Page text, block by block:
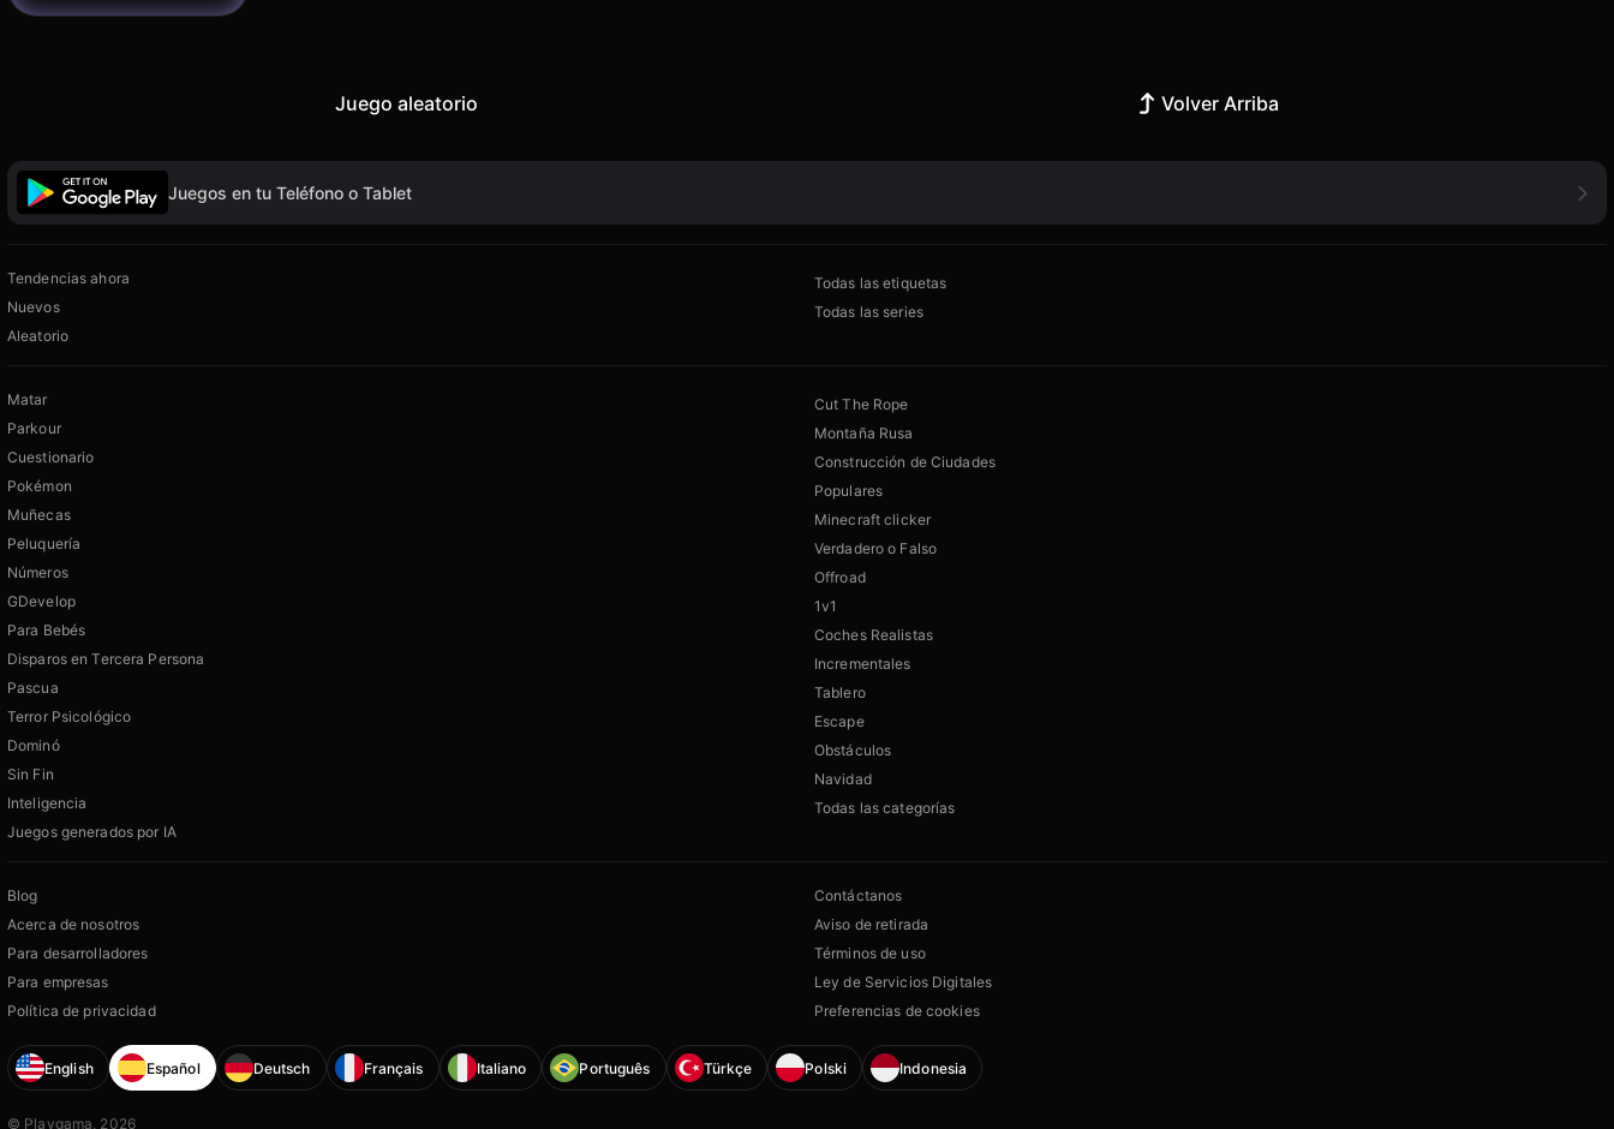
Juego aleatorio Volver Arriba
Juegos en tu Teléfono o Tablet
Tendencias ahora
Nuevos
Aleatorio
Todas las etiquetas
Todas las series
Matar
Parkour
Cuestionario
Pokémon
Muñecas
Peluquería
Números
GDevelop
Para Bebés
Disparos en Tercera Persona
Pascua
Terror Psicológico
Dominó
Sin Fin
Inteligencia
Juegos generados por IA
Cut The Rope
Montaña Rusa
Construcción de Ciudades
Populares
Minecraft clicker
Verdadero o Falso
Offroad
1v1
Coches Realistas
Incrementales
Tablero
Escape
Obstáculos
Navidad
Todas las categorías
Blog
Acerca de nosotros
Para desarrolladores
Para empresas
Política de privacidad
Contáctanos
Aviso de retirada
Términos de uso
Ley de Servicios Digitales
Preferencias de cookies
English Español Deutsch Français Italiano Português Türkçe Polski Indonesia
© Playgama, 2026